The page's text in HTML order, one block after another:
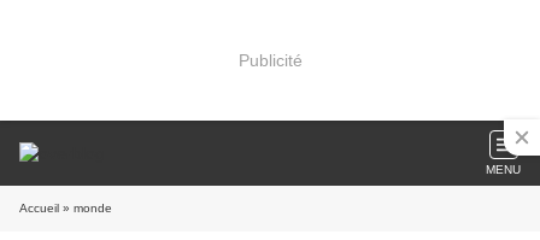
Publicité
MENU
Accueil » monde